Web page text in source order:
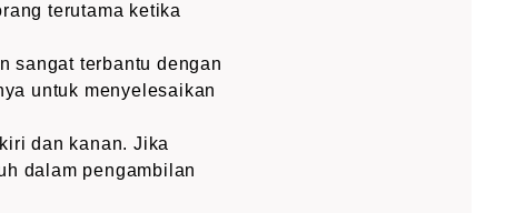
terutama ketika
sangat terbantu dengan
untuk menyelesaikan
dan kanan. Jika
dalam pengambilan